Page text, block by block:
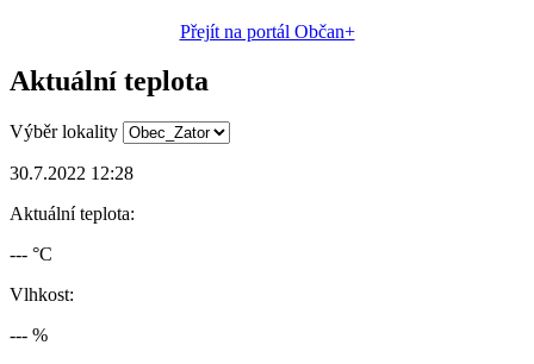
Přejít na portál Občan+
Aktuální teplota
Výběr lokality
30.7.2022 12:28
Aktuální teplota:
--- °C
Vlhkost:
--- %